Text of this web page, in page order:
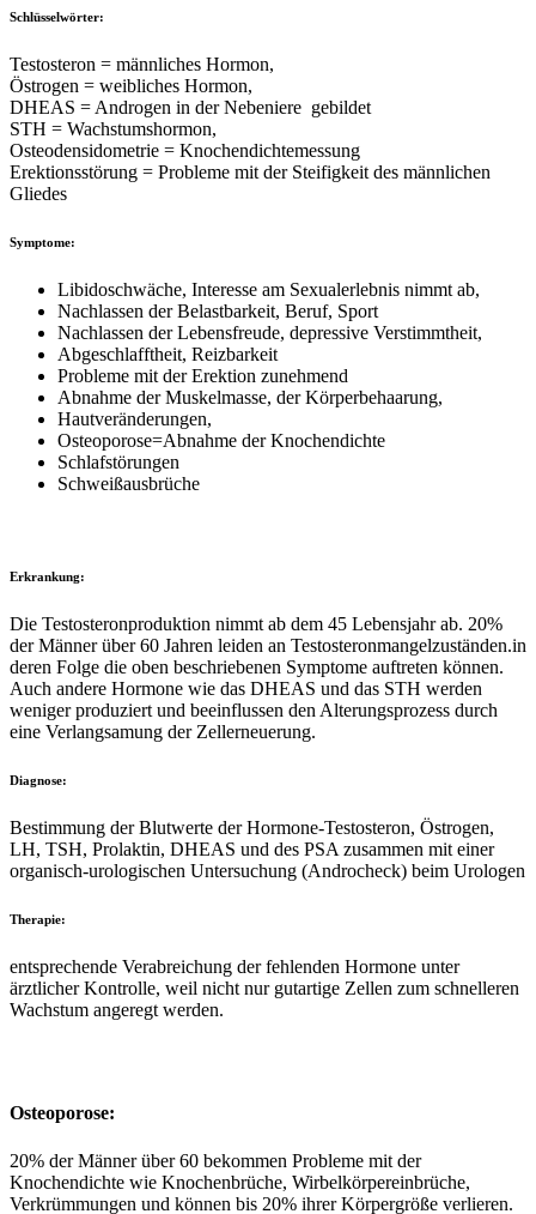
Schlüsselwörter:
Testosteron = männliches Hormon,
Östrogen = weibliches Hormon,
DHEAS = Androgen in der Nebeniere gebildet
STH = Wachstumshormon,
Osteodensidometrie = Knochendichtemessung
Erektionsstörung = Probleme mit der Steifigkeit des männlichen
Gliedes
Symptome:
Libidoschwäche, Interesse am Sexualerlebnis nimmt ab,
Nachlassen der Belastbarkeit, Beruf, Sport
Nachlassen der Lebensfreude, depressive Verstimmtheit,
Abgeschlafftheit, Reizbarkeit
Probleme mit der Erektion zunehmend
Abnahme der Muskelmasse, der Körperbehaarung,
Hautveränderungen,
Osteoporose=Abnahme der Knochendichte
Schlafstörungen
Schweißausbrüche
Erkrankung:
Die Testosteronproduktion nimmt ab dem 45 Lebensjahr ab. 20%
der Männer über 60 Jahren leiden an Testosteronmangelzuständen.in
deren Folge die oben beschriebenen Symptome auftreten können.
Auch andere Hormone wie das DHEAS und das STH werden
weniger produziert und beeinflussen den Alterungsprozess durch
eine Verlangsamung der Zellerneuerung.
Diagnose:
Bestimmung der Blutwerte der Hormone-Testosteron, Östrogen,
LH, TSH, Prolaktin, DHEAS und des PSA zusammen mit einer
organisch-urologischen Untersuchung (Androcheck) beim Urologen
Therapie:
entsprechende Verabreichung der fehlenden Hormone unter
ärztlicher Kontrolle, weil nicht nur gutartige Zellen zum schnelleren
Wachstum angeregt werden.
Osteoporose:
20% der Männer über 60 bekommen Probleme mit der
Knochendichte wie Knochenbrüche, Wirbelkörpereinbrüche,
Verkrümmungen und können bis 20% ihrer Körpergröße verlieren.